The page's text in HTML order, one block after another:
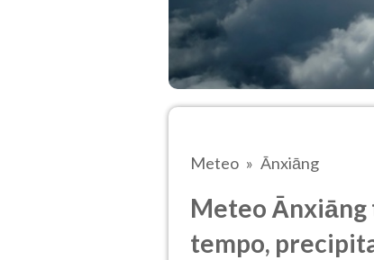
Meteo Ānxiāng
Meteo Ānxiāng
tempo,